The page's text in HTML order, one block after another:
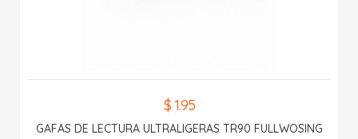
$ 1.95
GAFAS DE LECTURA ULTRALIGERAS TR90 FULLWOSING